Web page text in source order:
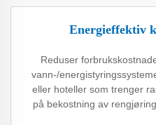
Energieffektiv
Reduser
vann-/
eller hoteller som trenger
på bekostning av